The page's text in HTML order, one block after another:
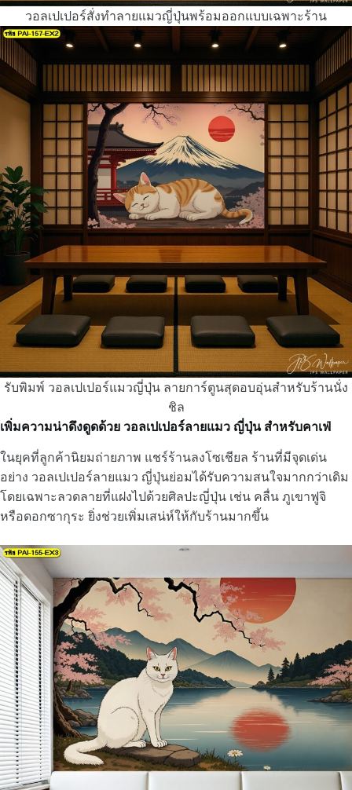
วอลเปเปอร์สั่งทำลายแมวญี่ปุ่นพร้อมออกแบบเฉพาะร้าน
รับพิมพ์ วอลเปเปอร์แมวญี่ปุ่น ลายการ์ตูนสุดอบอุ่นสำหรับร้านนั่ง
ชิล
เพิ่มความน่าดึงดูดด้วย วอลเปเปอร์ลายแมว ญี่ปุ่น สำหรับคาเฟ่
ในยุคที่ลูกค้านิยมถ่ายภาพ แชร์ร้านลงโซเชียล ร้านที่มีจุดเด่น
อย่าง วอลเปเปอร์ลายแมว ญี่ปุ่นย่อมได้รับความสนใจมากกว่าเดิม
โดยเฉพาะลวดลายที่แฝงไปด้วยศิลปะญี่ปุ่น เช่น คลื่น ภูเขาฟูจิ
หรือดอกซากุระ ยิ่งช่วยเพิ่มเสน่ห์ให้กับร้านมากขึ้น